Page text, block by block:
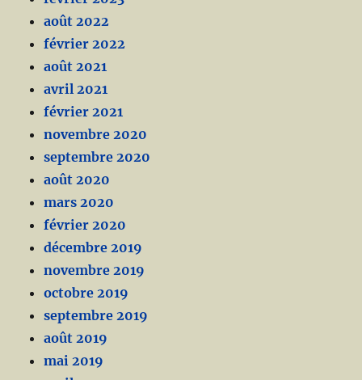
août 2022
février 2022
août 2021
avril 2021
février 2021
novembre 2020
septembre 2020
août 2020
mars 2020
février 2020
décembre 2019
novembre 2019
octobre 2019
septembre 2019
août 2019
mai 2019